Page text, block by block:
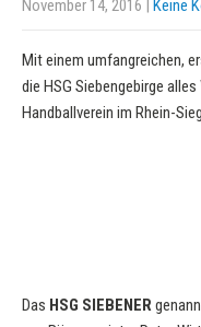
November 14, 2016 Keine
Mit einem umfangreichen,
die HSG Siebengebirge
Handballverein im Rhein-
Das HSG SIEBENER